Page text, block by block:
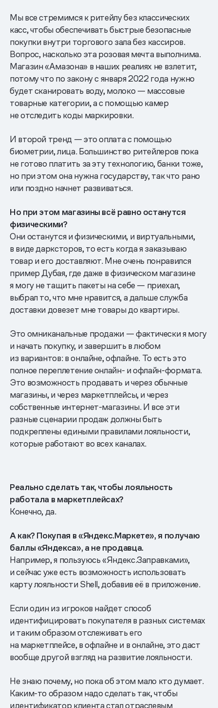
Мы все стремимся к ритейлу без классических
касс, чтобы обеспечивать быстрые безопасные
покупки внутри торгового зала без кассиров.
Вопрос, насколько эта розовая мечта выполнима.
Магазин «Амазона» в наших реалиях не взлетит,
потому что по закону с января 2022 года нужно
будет сканировать воду, молоко — массовые
товарные категории, а с помощью камер
не отследить коды маркировки.
И второй тренд — это оплата с помощью
биометрии, лица. Большинство ритейлеров пока
не готово платить за эту технологию, банки тоже,
но при этом она нужна государству, так что рано
или поздно начнет развиваться.
Но при этом магазины всё равно останутся
физическими?
Они останутся и физическими, и виртуальными,
в виде дарксторов, то есть когда я заказываю
товар и его доставляют. Мне очень понравился
пример Дубая, где даже в физическом магазине
я могу не тащить пакеты на себе — приехал,
выбрал то, что мне нравится, а дальше служба
доставки довезет мне товары до квартиры.
Это омниканальные продажи — фактически я могу
и начать покупку, и завершить в любом
из вариантов: в онлайне, офлайне. То есть это
полное переплетение онлайн- и офлайн-формата.
Это возможность продавать и через обычные
магазины, и через маркетплейсы, и через
собственные интернет-магазины. И все эти
разные сценарии продаж должны быть
подкреплены едиными правилами лояльности,
которые работают во всех каналах.
Реально сделать так, чтобы лояльность
работала в маркетплейсах?
Конечно, да.
А как? Покупая в «Яндекс.Маркете», я получаю
баллы «Яндекса», а не продавца.
Например, я пользуюсь «Яндекс.Заправками»,
и сейчас уже есть возможность использовать
карту лояльности Shell, добавив её в приложение.
Если один из игроков найдет способ
идентифицировать покупателя в разных системах
и таким образом отслеживать его
на маркетплейсе, в офлайне и в онлайне, это даст
вообще другой взгляд на развитие лояльности.
Не знаю почему, но пока об этом мало кто думает.
Каким-то образом надо сделать так, чтобы
идентификатор клиента стал отраслевым